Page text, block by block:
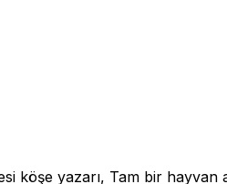
köşe yazarı, Tam bir hayvan